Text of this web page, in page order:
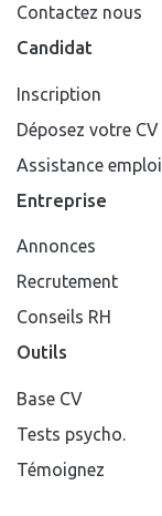
Contactez nous
Candidat
Inscription
Déposez votre CV
Assistance emploi
Entreprise
Annonces
Recrutement
Conseils RH
Outils
Base CV
Tests psycho.
Témoignez